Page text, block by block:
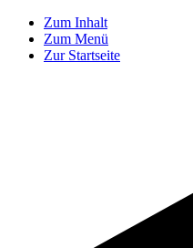
Zum Inhalt
Zum Menü
Zur Startseite